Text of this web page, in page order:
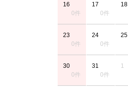
16
0件
17
0件
18
23
0件
24
0件
25
30
0件
31
0件
1